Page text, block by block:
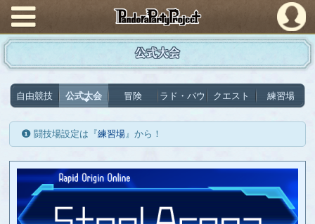
PandoraPartyProject
公式大会
自由競技 公式大会 冒険 ラド・バウ クエスト 練習場
闘技場設定は『練習場』から！